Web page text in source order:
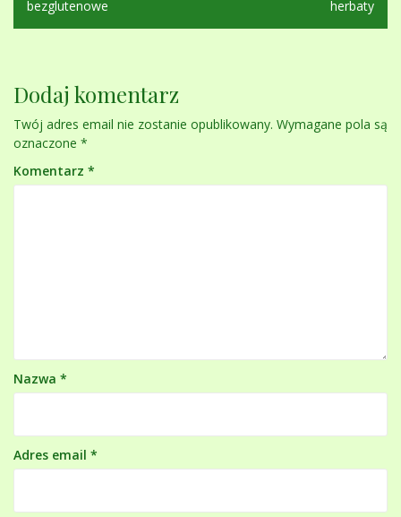
wpisu
bezglutenowe
herbaty
Dodaj komentarz
Twój adres email nie zostanie opublikowany. Wymagane pola są
oznaczone *
Komentarz *
Nazwa *
Adres email *